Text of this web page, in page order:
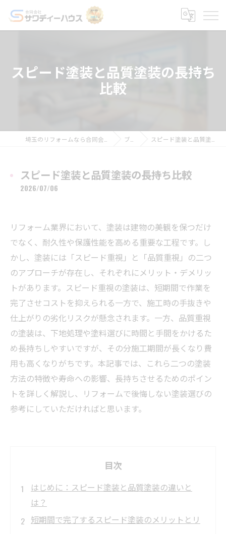
スピード塗装と品質塗装の長持ち
比較
ブログ スピード塗装と品質塗装の長持ち比較
スピード塗装と品質塗装の長持ち比較
2026/07/06
リフォーム業界において、塗装は建物の美観を保つだけ
でなく、耐久性や保護性能を高める重要な工程です。し
かし、塗装には「スピード重視」と「品質重視」の二つ
のアプローチが存在し、それぞれにメリット・デメリッ
トがあります。スピード重視の塗装は、短期間で作業を
完了させコストを抑えられる一方で、施工時の手抜きや
仕上がりの劣化リスクが懸念されます。一方、品質重視
の塗装は、下地処理や塗料選びに時間と手間をかけるた
め長持ちしやすいですが、その分施工期間が長くなり費
用も高くなりがちです。本記事では、これら二つの塗装
方法の特徴や寿命への影響、長持ちさせるためのポイン
トを詳しく解説し、リフォームで後悔しない塗装選びの
参考にしていただければと思います。
目次
はじめに：スピード塗装と品質塗装の違いと
は？
短期間で完了するスピード塗装のメリットとリ